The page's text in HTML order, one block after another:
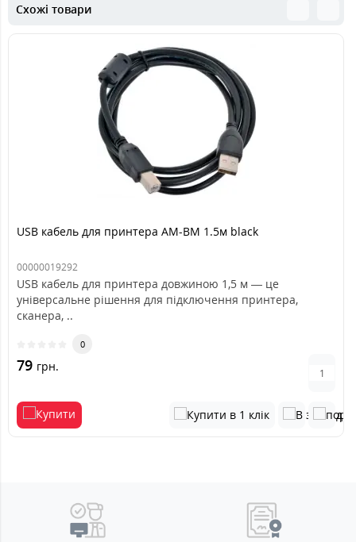
Схожі товари
USB кабель для принтера AM-BM 1.5м black
00000019292
USB кабель для принтера довжиною 1,5 м — це
універсальне рішення для підключення принтера,
сканера, ..
0
79 грн.